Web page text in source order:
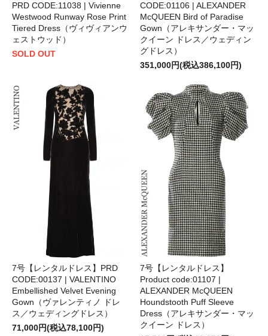
PRD CODE:11038 | Vivienne
Westwood Runway Rose Print
Tiered Dress（ヴィヴィアンウ
ェストウッド）
SOLD OUT
CODE:01106 | ALEXANDER
McQUEEN Bird of Paradise
Gown（アレキサンダー・マッ
クイーン ドレス／ウェディン
グドレス）
351,000円(税込386,100円)
7号【レンタルドレス】PRD
CODE:00137 | VALENTINO
Embellished Velvet Evening
Gown（ヴァレンティノ ドレ
ス／ウェディングドレス）
71,000円(税込78,100円)
7号【レンタルドレス】
Product code:01107 |
ALEXANDER McQUEEN
Houndstooth Puff Sleeve
Dress（アレキサンダー・マッ
クイーン ドレス）